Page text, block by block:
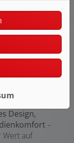
integrierte
sobald
verhindert
Design,
–
Wert auf